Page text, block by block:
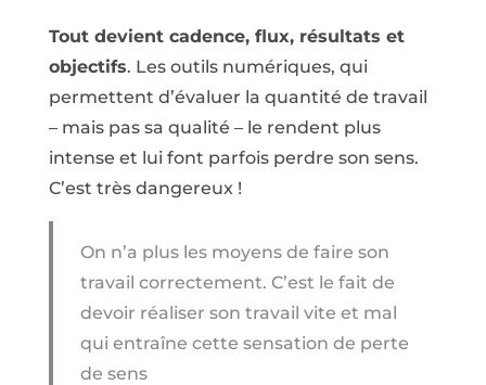
Tout devient cadence, flux, résultats et
objectifs. Les outils numériques, qui
permettent d’évaluer la quantité de travail
– mais pas sa qualité – le rendent plus
intense et lui font parfois perdre son sens.
C’est très dangereux !
On n’a plus les moyens de faire son
travail correctement. C’est le fait de
devoir réaliser son travail vite et mal
qui entraîne cette sensation de perte
de sens